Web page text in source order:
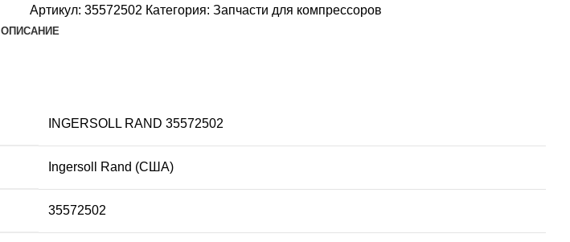
Артикул: 35572502 Категория: Запчасти для компрессоров
ОПИСАНИЕ
INGERSOLL RAND 35572502
Ingersoll Rand (США)
35572502